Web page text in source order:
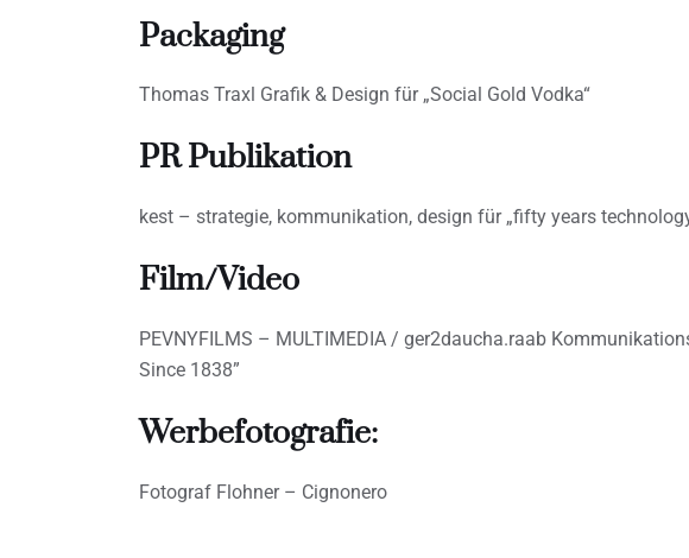
Packaging
Thomas Traxl Grafik & Design für „Social Gold Vodka“
PR Publikation
kest – strategie, kommunikation, design für „fifty years
Film/Video
PEVNYFILMS – MULTIMEDIA / ger2daucha.raab
Since 1838”
Werbefotografie:
Fotograf Flohner – Cignonero